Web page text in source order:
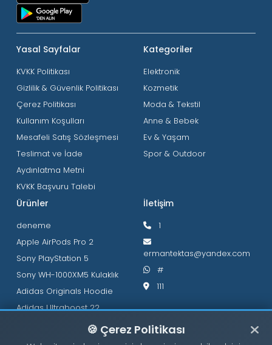
Yasal Sayfalar
KVKK Politikası
Gizlilik & Güvenlik Politikası
Çerez Politikası
Kullanım Koşulları
Mesafeli Satış Sözleşmesi
Teslimat ve İade
Aydınlatma Metni
KVKK Başvuru Talebi
Kategoriler
Elektronik
Kozmetik
Moda & Tekstil
Anne & Bebek
Ev & Yaşam
Spor & Outdoor
Ürünler
deneme
Apple AirPods Pro 2
Sony PlayStation 5
Sony WH-1000XM5 Kulaklık
Adidas Originals Hoodie
Adidas Ultraboost 22
İletişim
1
ermantektas@yandex.com
#
111
🍪 Çerez Politikası